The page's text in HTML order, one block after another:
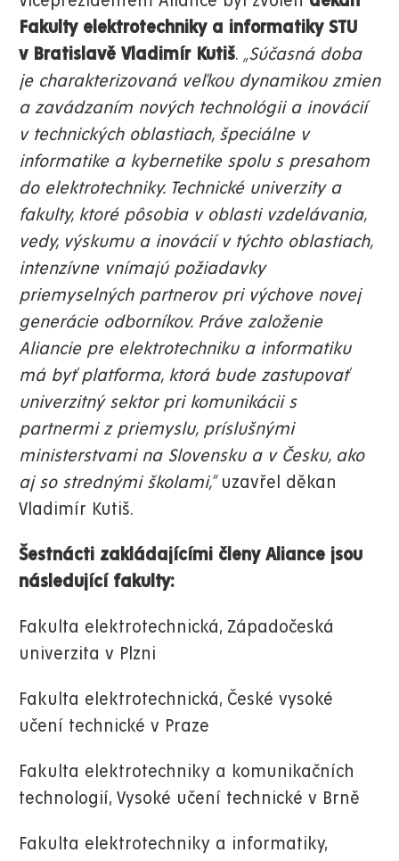
Fakulty elektrotechniky a informatiky STU
v Bratislavě Vladimír Kutiš. „Súčasná doba
je charakterizovaná veľkou dynamikou zmien
a zavádzaním nových technológii a inovácií
v technických oblastiach, špeciálne v
informatike a kybernetike spolu s presahom
do elektrotechniky. Technické univerzity a
fakulty, ktoré pôsobia v oblasti vzdelávania,
vedy, výskumu a inovácií v týchto oblastiach,
intenzívne vnímajú požiadavky
priemyselných partnerov pri výchove novej
generácie odborníkov. Práve založenie
Aliancie pre elektrotechniku a informatiku
má byť platforma, ktorá bude zastupovať
univerzitný sektor pri komunikácii s
partnermi z priemyslu, príslušnými
ministerstvami na Slovensku a v Česku, ako
aj so strednými školami,“ uzavřel děkan
Vladimír Kutiš.
Šestnácti zakládajícími členy Aliance jsou
následující fakulty:
Fakulta elektrotechnická, Západočeská
univerzita v Plzni
Fakulta elektrotechnická, České vysoké
učení technické v Praze
Fakulta elektrotechniky a komunikačních
technologií, Vysoké učení technické v Brně
Fakulta elektrotechniky a informatiky,